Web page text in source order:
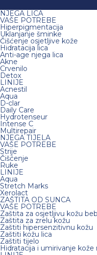
NJEGA LICA
VAŠE POTREBE
Hiperpigmentacija
Uklanjanje šminke
Čišćenje osjetljive kože
Hidratacija lica
Anti-age njega lica
Akne
Crvenilo
Detox
LINIJE
Acnestil
Aqua
D-clar
Daily Care
Hydrotenseur
Intense C
Multirepair
NJEGA TIJELA
VAŠE POTREBE
Strije
Čišćenje
Ruke
LINIJE
Aqua
Stretch Marks
Xerolact
ZAŠTITA OD SUNCA
VAŠE POTREBE
Zaštita za osjetljivu kožu
Zaštita za zrelu kožu
Zaštiti hipersenzitivnu kožu
Zaštiti kožu lica
Zaštiti tijelo
Hidratacija i umirivanje kože